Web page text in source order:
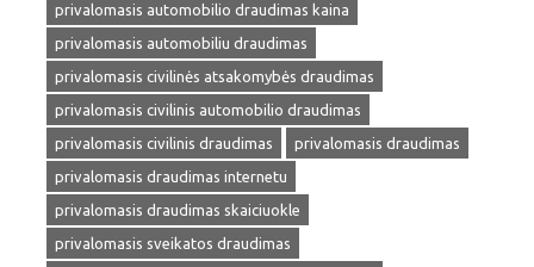
privalomasis automobilio draudimas kaina
privalomasis automobiliu draudimas
privalomasis civilinės atsakomybės draudimas
privalomasis civilinis automobilio draudimas
privalomasis civilinis draudimas
privalomasis draudimas
privalomasis draudimas internetu
privalomasis draudimas skaiciuokle
privalomasis sveikatos draudimas